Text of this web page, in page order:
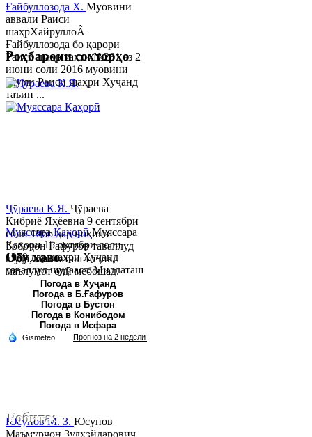
Ғайбуллозода Х. Муовини
аввали Раиси
шаҳрХайруллоÂ
Ғайбуллозода бо қарори
Раиси шаҳр таҳти №281 аз 2
июни соли 2016 муовини
якуми Раиси шаҳри Хуҷанд
таъин ...
Муяссара ҚаҳорӣМуяссара
Қаҳорӣ 15 октябри соли
1979 дар шаҳри Хуҷанд
таваллуд шудааст. Миллаташ
тоҷик. Маълумот олӣ. Соли
2002 Донишгоҳи давлатии
Хуҷанд ба...
Роҳбарони сохторҳо
Ҷӯраева К.Я. Ҷӯраева
Кибриё Яҳёевна 9 сентябри
соли 1966 дар ноҳияи
Бобоҷон Ғафуров таваллуд
шуда, миллаташ тоҷик,
маълумот олӣ мебошад.
Соли 1997 Донишг...
Юсупов М. З. Юсупов
Маъмурҷон Зулҳайдарович
Обу хаво
Погода в Хуҷанд
Погода в Б.Ғафуров
Погода в Бустон
Погода в Конибодом
Погода в Исфара
Робита: